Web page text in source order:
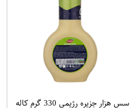
سس هزار جزیره رژیمی 330 گرم کاله